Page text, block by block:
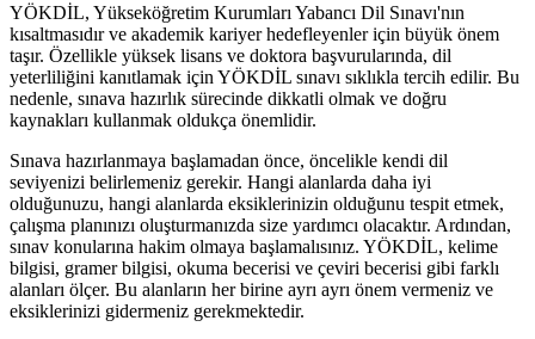
YÖKDİL, Yükseköğretim Kurumları Yabancı Dil Sınavı'nın
kısaltmasıdır ve akademik kariyer hedefleyenler için büyük önem
taşır. Özellikle yüksek lisans ve doktora başvurularında, dil
yeterliliğini kanıtlamak için YÖKDİL sınavı sıklıkla tercih edilir. Bu
nedenle, sınava hazırlık sürecinde dikkatli olmak ve doğru
kaynakları kullanmak oldukça önemlidir.
Sınava hazırlanmaya başlamadan önce, öncelikle kendi dil
seviyenizi belirlemeniz gerekir. Hangi alanlarda daha iyi
olduğunuzu, hangi alanlarda eksiklerinizin olduğunu tespit etmek,
çalışma planınızı oluşturmanızda size yardımcı olacaktır. Ardından,
sınav konularına hakim olmaya başlamalısınız. YÖKDİL, kelime
bilgisi, gramer bilgisi, okuma becerisi ve çeviri becerisi gibi farklı
alanları ölçer. Bu alanların her birine ayrı ayrı önem vermeniz ve
eksiklerinizi gidermeniz gerekmektedir.